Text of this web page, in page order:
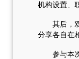
机构设置、
其后，双
分享各自在
参与本次